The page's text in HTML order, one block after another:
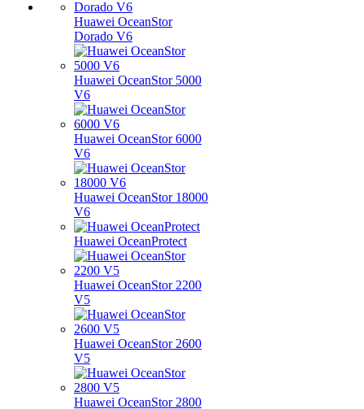
Huawei OceanStor
Dorado V6
Huawei OceanStor 5000
V6
Huawei OceanStor 6000
V6
Huawei OceanStor 18000
V6
Huawei OceanProtect
Huawei OceanStor 2200
V5
Huawei OceanStor 2600
V5
Huawei OceanStor 2800